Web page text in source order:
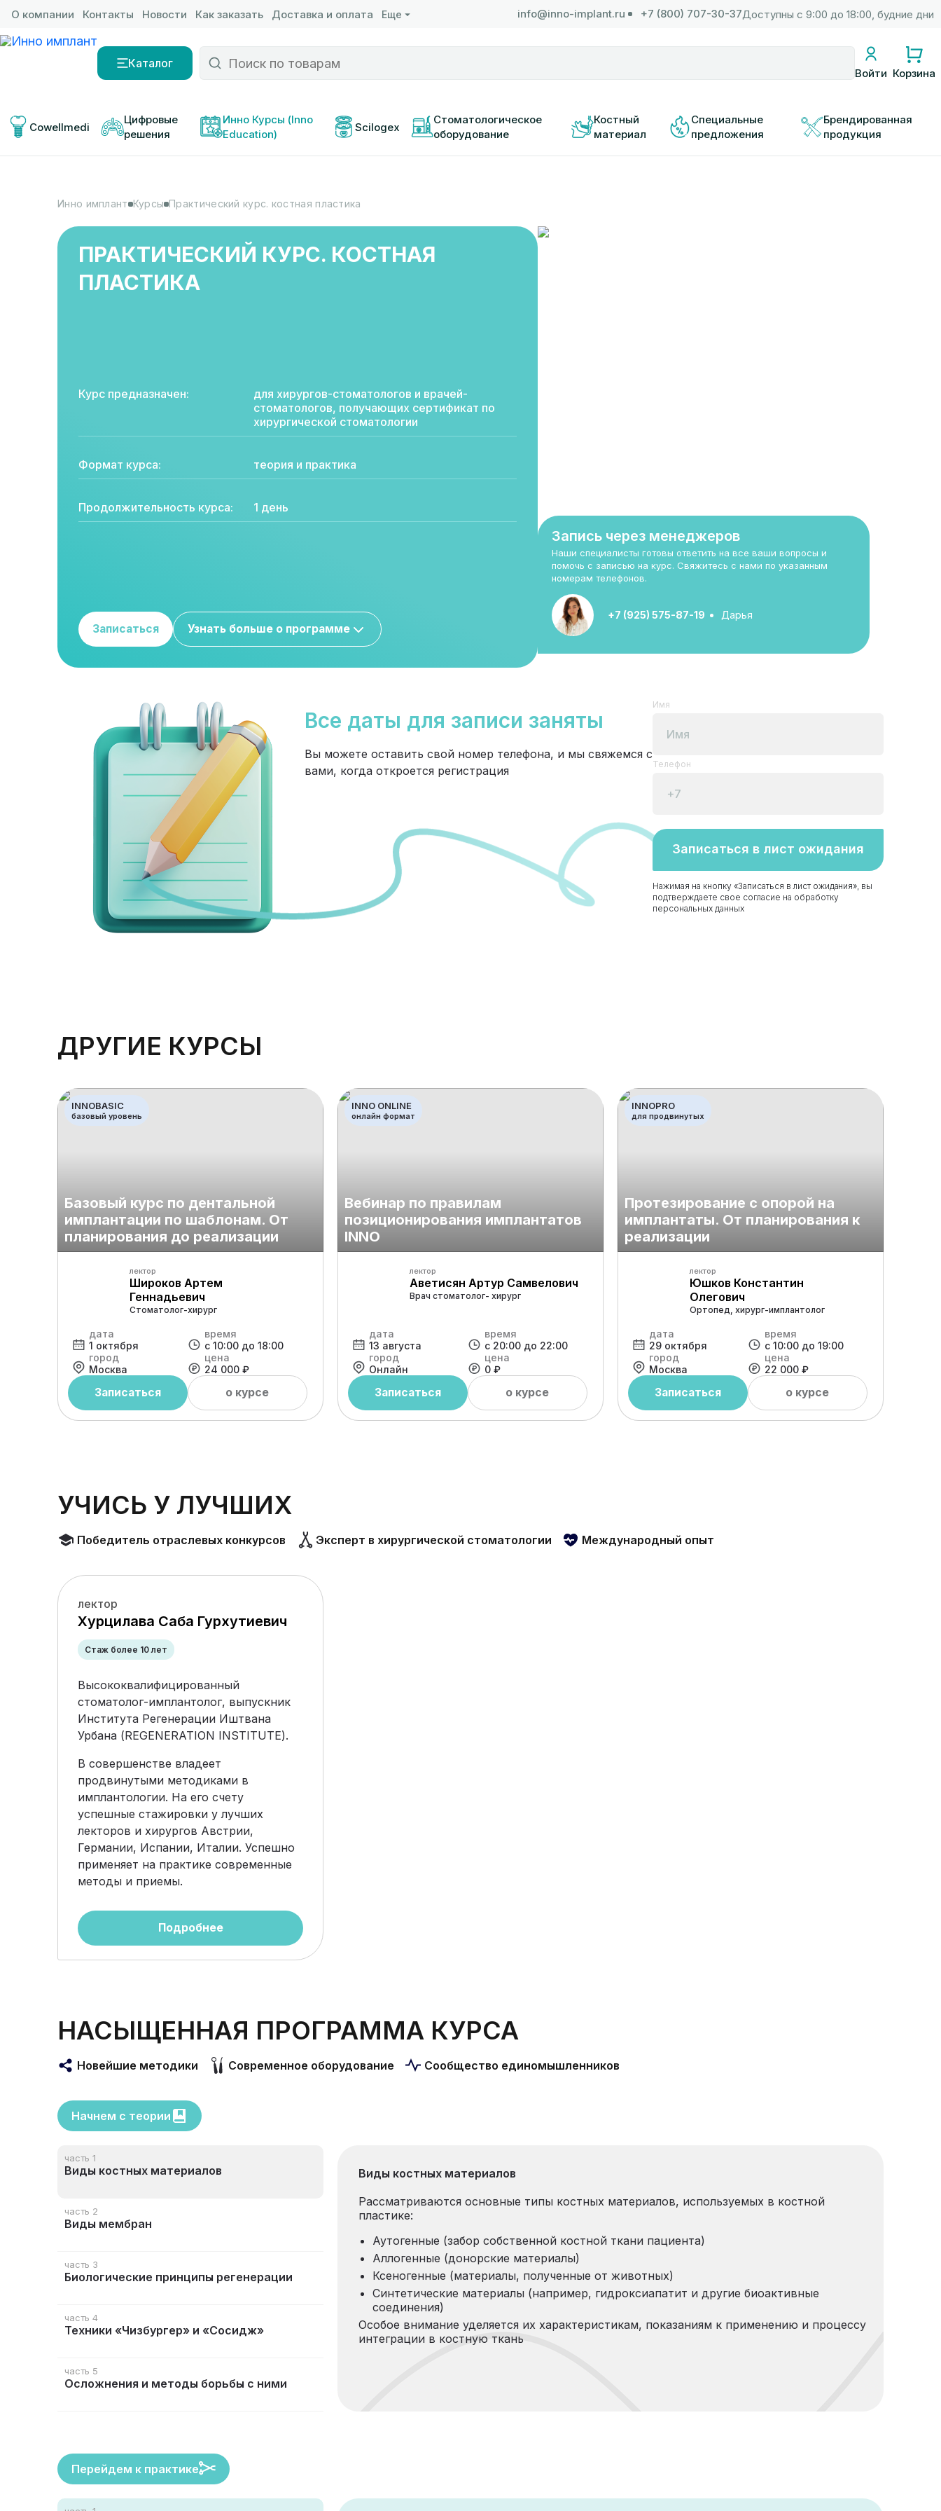
О компании Контакты Новости Как заказать Доставка и оплата Еще info@inno-implant.ru +7 (800) 707-30-37Доступны с 9:00 до 18:00, будние дни
Каталог
Войти Корзина
Cowellmedi
Цифровые
решения
Инно Курсы (Inno
Education)
Scilogex
Стоматологическое
оборудование
Костный
материал
Специальные
предложения
Брендированная
продукция
Инно имплант Курсы Практический курс. костная пластика
ПРАКТИЧЕСКИЙ КУРС. КОСТНАЯ
ПЛАСТИКА
Курс предназначен:
для хирургов-стоматологов и врачей-
стоматологов, получающих сертификат по
хирургической стоматологии
Формат курса: теория и практика
Продолжительность курса: 1 день
Записаться Узнать больше о программе
Запись через менеджеров
Наши специалисты готовы ответить на все ваши вопросы и
помочь с записью на курс. Свяжитесь с нами по указанным
номерам телефонов.
+7 (925) 575-87-19 Дарья
Все даты для записи заняты
Вы можете оставить свой номер телефона, и мы свяжемся с
вами, когда откроется регистрация
Имя
Телефон
Записаться в лист ожидания
Нажимая на кнопку «Записаться в лист ожидания», вы
подтверждаете свое согласие на обработку
персональных данных
ДРУГИЕ КУРСЫ
INNOBASIC
базовый уровень
Базовый курс по дентальной
имплантации по шаблонам. От
планирования до реализации
лектор
Широков Артем
Геннадьевич
Стоматолог-хирург
дата
1 октября
время
с 10:00 до 18:00
город
Москва
цена
24 000 ₽
Записаться о курсе
INNO ONLINE
онлайн формат
Вебинар по правилам
позиционирования имплантатов
INNO
лектор
Аветисян Артур Самвелович
Врач стоматолог- хирург
дата
13 августа
время
с 20:00 до 22:00
город
Онлайн
цена
0 ₽
Записаться о курсе
INNOPRO
для продвинутых
Протезирование с опорой на
имплантаты. От планирования к
реализации
лектор
Юшков Константин
Олегович
Ортопед, хирург-имплантолог
дата
29 октября
время
с 10:00 до 19:00
город
Москва
цена
22 000 ₽
Записаться о курсе
УЧИСЬ У ЛУЧШИХ
Победитель отраслевых конкурсов Эксперт в хирургической стоматологии Международный опыт
лектор
Хурцилава Саба Гурхутиевич
Стаж более 10 лет
Высококвалифицированный
стоматолог-имплантолог, выпускник
Института Регенерации Иштвана
Урбана (REGENERATION INSTITUTE).
В совершенстве владеет
продвинутыми методиками в
имплантологии. На его счету
успешные стажировки у лучших
лекторов и хирургов Австрии,
Германии, Испании, Италии. Успешно
применяет на практике современные
методы и приемы.
Подробнее
НАСЫЩЕННАЯ ПРОГРАММА КУРСА
Новейшие методики Современное оборудование Сообщество единомышленников
Начнем с теории
часть 1
Виды костных материалов
Виды костных материалов
Рассматриваются основные типы костных материалов, используемых в костной
пластике:
Аутогенные (забор собственной костной ткани пациента)
Аллогенные (донорские материалы)
Ксеногенные (материалы, полученные от животных)
Синтетические материалы (например, гидроксиапатит и другие биоактивные
соединения)
Особое внимание уделяется их характеристикам, показаниям к применению и процессу
интеграции в костную ткань
часть 2
Виды мембран
часть 3
Биологические принципы регенерации
часть 4
Техники «Чизбургер» и «Сосидж»
часть 5
Осложнения и методы борьбы с ними
Перейдем к практике